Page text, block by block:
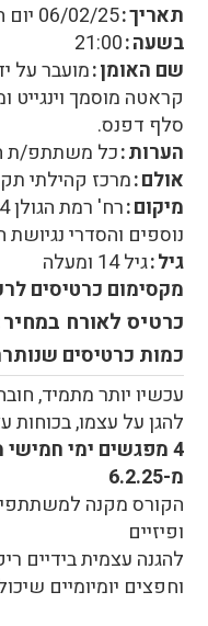
תאריך 06/02/25
בשעה 21:00
שם האומן מועבר על
קראטה מוסמך וינגייט
סלף דפנס.
הערות כל משתתפ/ת
אולם מרכז קהילתי
מיקום
נוספים והסדרי נגיושת התקשרו
גיל גיל 14 ומעלה
מקסימום כרטיסים
כרטיס לאורח במחיר
כמות כרטיסים
עכשיו יותר מתמיד,
להגן על עצמו, בכוחות
מ-6.2.25
הקורס מקנה
ופיזיים
להגנה עצמית בידיים
וחפצים יומיומיים